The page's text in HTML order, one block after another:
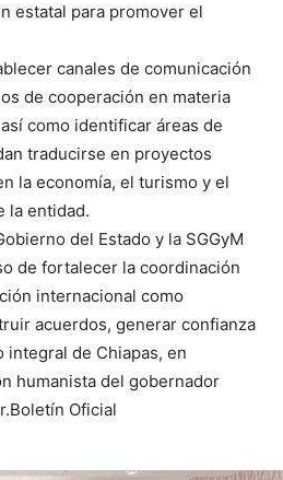
estatal para promover el
canales de comunicación
de cooperación en materia
como identificar áreas de
traducirse en proyectos
la economía, el turismo y el
la entidad.
del Estado y la SGGyM
de fortalecer la coordinación
internacional como
acuerdos, generar confianza
de Chiapas, en
humanista del gobernador
Oficial